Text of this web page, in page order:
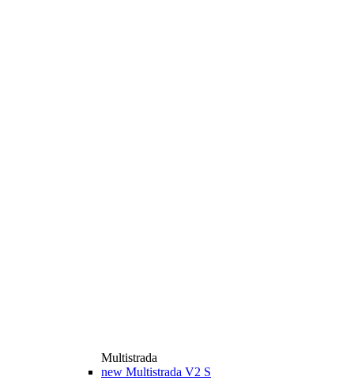
Multistrada
new Multistrada V2 S